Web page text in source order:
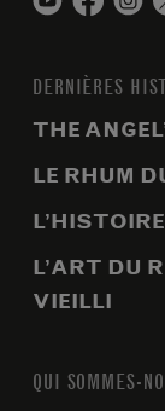
DERNIÈRES
THE
LE RHUM
L’ART DU
VIEILLI
QUI SOMMES-